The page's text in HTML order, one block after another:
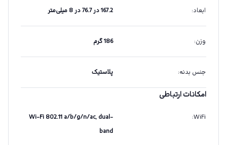
ابعاد: 167.2 در 76.7 در 8 میلی‌متر
وزن: 186 گرم
جنس بدنه: پلاستیک
امکانات ارتباطی
WiFi
:
Wi-Fi 802.11 a/b/g/n/ac, dual-
band